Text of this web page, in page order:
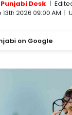
Punjabi Desk |
13th 2026 09:00 AM |
on Google